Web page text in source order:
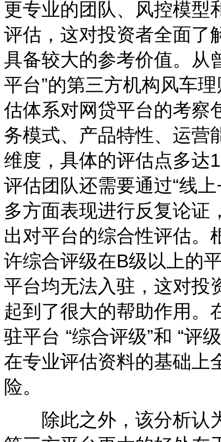
更专业的团队、风控模型
评估，这对投资者全面了
具备较大的参考价值。从
平台”的第三方机构风车
估体系对网贷平台的考察
务模式、产品特性、运营
维度，具体的评估点多达
评估团队还需要通过“线
多方面表现进行反复论证
出对平台的综合性评估。
许综合评级在B级以上的
平台均无法入驻，这对投
起到了很大的帮助作用。
驻平台 “综合评级”和 “评
在专业评估资料的基础上
险。
除此之外，该分析认